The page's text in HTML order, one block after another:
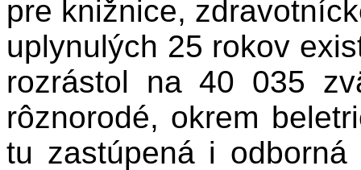
pre knižnice,
uplynulých 25 rokov
rozrástol na 40 035
rôznorodé, okrem
tu zastúpená i